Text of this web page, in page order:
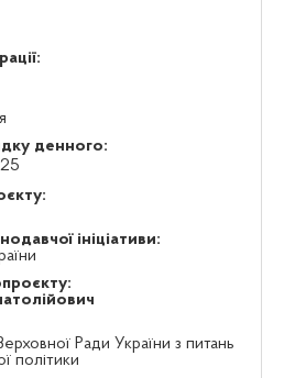
денного:
ініціативи:
Ради України з питань
політики